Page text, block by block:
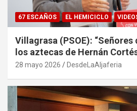
67 ESCAÑOS EL HEMICICLO
Villagrasa (PSOE):
los aztecas de Hernán
28 mayo 2026 DesdeLaAljaferia